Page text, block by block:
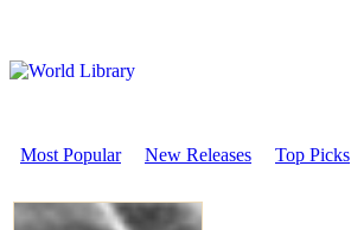
Most Popular New Releases Top Picks